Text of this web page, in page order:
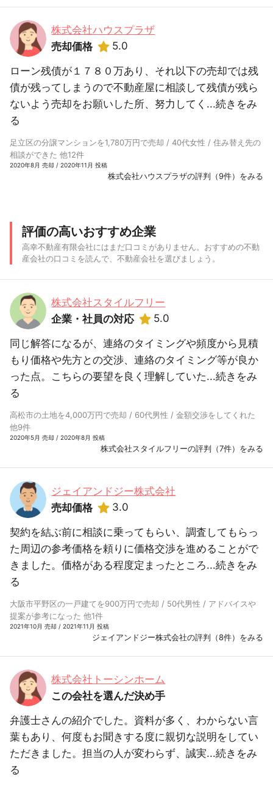
株式会社ハウスプラザ
売却価格
5.0
ローン残債が１７８０万あり、それ以下の売却では残
債が残ってしまうので不動産屋に相談して残債が残ら
ないよう売却をお願いした所、努力してく...続きをみ
る
足立区の分譲マンションを1,780万円で売却 / 40代女性 / 住み替え先の
相談ができた 他12件
2020年8月 売却 / 2020年11月 投稿
株式会社ハウスプラザの評判（9件）をみる
評価の高いおすすめ企業
高幸不動産有限会社にはまだ口コミがありません。おすすめの不動
産会社の口コミを読んで、不動産会社を選びましょう。
株式会社スタイルフリー
企業・社員の対応
5.0
同じ解答になるが、連絡のタイミングや頻度から見積
もり価格や先方との交渉、連絡のタイミング等が良か
った点。こちらの要望を良く理解していた...続きをみ
る
高松市の土地を4,000万円で売却 / 60代男性 / 金額交渉をしてくれた
他9件
2020年5月 売却 / 2020年8月 投稿
株式会社スタイルフリーの評判（7件）をみる
ジェイアンドジー株式会社
売却価格
3.0
契約を結ぶ前に相談に乗ってもらい、調査してもらっ
た周辺の参考価格を頼りに価格交渉を進めることがで
きました。価格がある程度定まったところ...続きをみ
る
大阪市平野区の一戸建てを900万円で売却 / 50代男性 / アドバイスや
提案が参考になった 他1件
2021年10月 売却 / 2021年11月 投稿
ジェイアンドジー株式会社の評判（8件）をみる
株式会社トーシンホーム
この会社を選んだ決め手
弁護士さんの紹介でした。資料が多く、わからない言
葉もあり、何度もお聞きする度に親切な説明をしてい
ただきました。担当の人が変わらず、誠実...続きをみ
る